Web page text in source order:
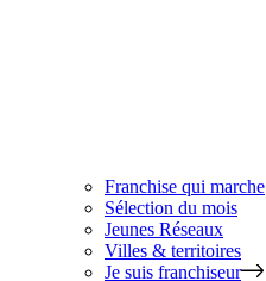
Franchise qui marche
Sélection du mois
Jeunes Réseaux
Villes & territoires
Je suis franchiseur